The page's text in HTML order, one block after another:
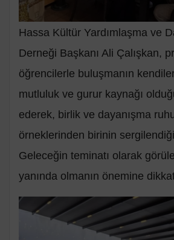
Hassa Kültür Yardımlaşma ve
Derneği Başkanı Ali Çalışkan,
öğrencilerle buluşmanın
mutluluk ve gurur kaynağı
ederek, birlik ve dayanışma
örneklerinden birinin
Geleceğin teminatı olarak
yanında olmanın önemine